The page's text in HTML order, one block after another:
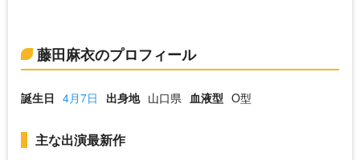
藤田麻衣のプロフィール
誕生日 4月7日 出身地 山口県 血液型 O型
主な出演最新作